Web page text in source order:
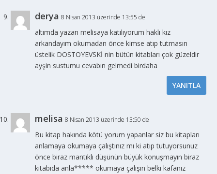
derya 8 Nisan 2013 üzerinde 13:55 de
altımda yazan melisaya katılıyorum haklı kız
arkandayım okumadan önce kimse atıp tutmasın
üstelik DOSTOYEVSKİ nin bütün kitabları çok güzeldir
ayşin sustumu cevabın gelmedi birdaha
YANITLA
melisa 8 Nisan 2013 üzerinde 13:50 de
Bu kitap hakında kötü yorum yapanlar siz bu kitapları
anlamaya okumaya çalıştınız mı ki atıp tutuyorsunuz
önce biraz mantıklı düşünün büyük konuşmayın biraz
kitabıda anla***** okumaya çalışın belki kafanız